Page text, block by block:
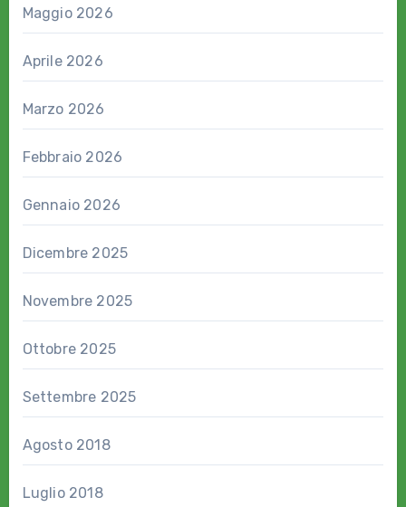
Maggio 2026
Aprile 2026
Marzo 2026
Febbraio 2026
Gennaio 2026
Dicembre 2025
Novembre 2025
Ottobre 2025
Settembre 2025
Agosto 2018
Luglio 2018